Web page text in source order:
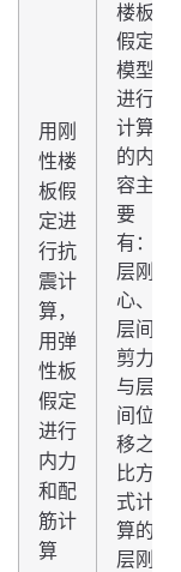
用刚
性楼
板假
定进
行抗
震计
算，
用弹
性板
假定
进行
内力
和配
筋计
算
楼板
假定
模型
进行
计算
的内
容主
要
有：
层刚
心、
层间
剪力
与层
间位
移之
比方
式计
算的
层刚